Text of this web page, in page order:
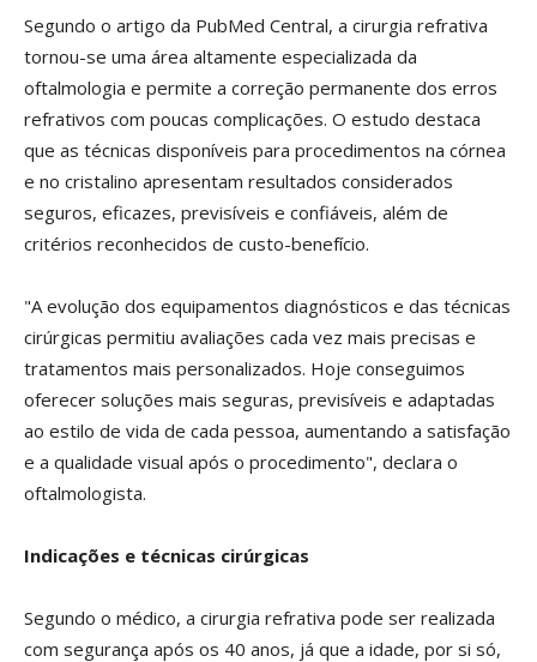
Segundo o artigo da PubMed Central, a cirurgia refrativa
tornou-se uma área altamente especializada da
oftalmologia e permite a correção permanente dos erros
refrativos com poucas complicações. O estudo destaca
que as técnicas disponíveis para procedimentos na córnea
e no cristalino apresentam resultados considerados
seguros, eficazes, previsíveis e confiáveis, além de
critérios reconhecidos de custo-benefício.
"A evolução dos equipamentos diagnósticos e das técnicas
cirúrgicas permitiu avaliações cada vez mais precisas e
tratamentos mais personalizados. Hoje conseguimos
oferecer soluções mais seguras, previsíveis e adaptadas
ao estilo de vida de cada pessoa, aumentando a satisfação
e a qualidade visual após o procedimento", declara o
oftalmologista.
Indicações e técnicas cirúrgicas
Segundo o médico, a cirurgia refrativa pode ser realizada
com segurança após os 40 anos, já que a idade, por si só,